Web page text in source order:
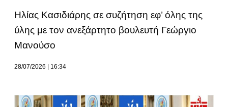
Ηλίας Κασιδιάρης σε συζήτηση εφ’ όλης της
ύλης με τον ανεξάρτητο βουλευτή Γεώργιο
Μανούσο
28/07/2026 16:34